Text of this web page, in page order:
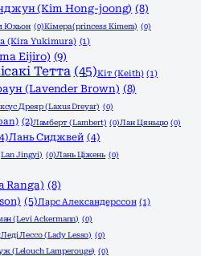
(Kim Hong-joong) (8)
Юхьон (0)Кімера (princess Kimera) (0)
(Kira Yukimura) (1)
Eijiro) (9)
Тетта (45)Кіт (Keith) (1)
(Lavender Brown) (8)
Дреяр (Laxus Dreyar) (0)
(2)Ламберт (Lambert) (0)Лан Цяньцю (0)
Лань Сиджвей (4)
Jingyi) (0)Лань Ціжень (0)
Ranga) (8)
(5)Ларс Александерссон (1)
(Levi Ackermann) (0)
Леді Лессо (Lady Lesso) (0)
(Lelouch Lamperouge) (0)